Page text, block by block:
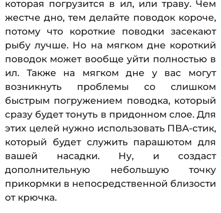
которая погрузится в ил, или траву. Чем
жестче дно, тем делайте поводок короче,
потому что короткие поводки засекают
рыбу лучше. Но на мягком дне короткий
поводок может вообще уйти полностью в
ил. Также на мягком дне у вас могут
возникнуть проблемы со слишком
быстрым погружением поводка, который
сразу будет тонуть в придонном слое. Для
этих целей нужно использовать ПВА-стик,
который будет служить парашютом для
вашей насадки. Ну, и создаст
дополнительную небольшую точку
прикормки в непосредственной близости
от крючка.